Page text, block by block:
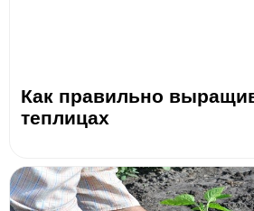
Как правильно
теплицах